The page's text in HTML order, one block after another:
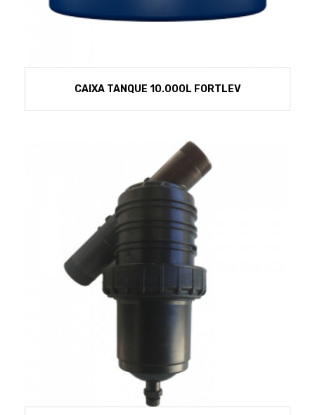
CAIXA TANQUE 10.000L FORTLEV